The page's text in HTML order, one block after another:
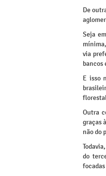
De
Seja
via
bancos
E isso
Outra
graças
não do
do